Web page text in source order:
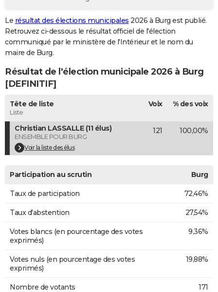
GUIDES D'ACHAT
BONS PLANS
CARTE DE VOEUX
Carte de Noël
Carte Bonne année
Carte Saint-Valentin
Carte Pâques
Carte d'anniversaire
DICTIONNAIRE
Dictionnaire
Biographies
Citations
Expressions
Proverbes
PROGRAMME TV
COPAINS D'AVANT
S'inscrire
Se connecter
Lycées
Collèges
Primaires
Universités
Entreprises
Service militaire
Avis de recherche
AVIS DE DÉCÈS
FORUM
Le résultat des élections municipales 2026 à Burg est publié.
Retrouvez ci-dessous le résultat officiel de l'élection
communiqué par le ministère de l'Intérieur et le nom du
maire de Burg.
Résultat de l'élection municipale 2026 à Burg
[DEFINITIF]
Tête de liste
Liste
Voix % des voix
Christian LASSALLE (11 élus)
ENSEMBLE POUR BURG
Voir la liste des élus
121 100,00%
Participation au scrutin Burg
Taux de participation 72,46%
Taux d'abstention 27,54%
Votes blancs (en pourcentage des votes
exprimés)
9,36%
Votes nuls (en pourcentage des votes
exprimés)
19,88%
Nombre de votants 171